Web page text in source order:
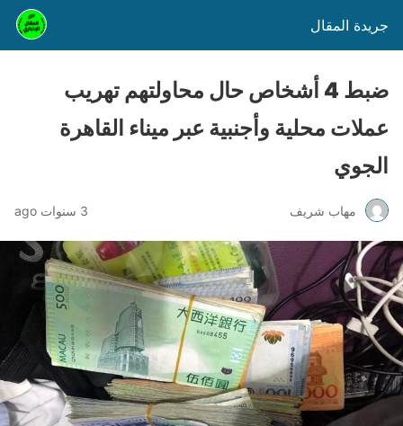
جريدة المقال
ضبط 4 أشخاص حال محاولتهم تهريب
عملات محلية وأجنبية عبر ميناء القاهرة
الجوي
مهاب شريف 3 سنوات ago